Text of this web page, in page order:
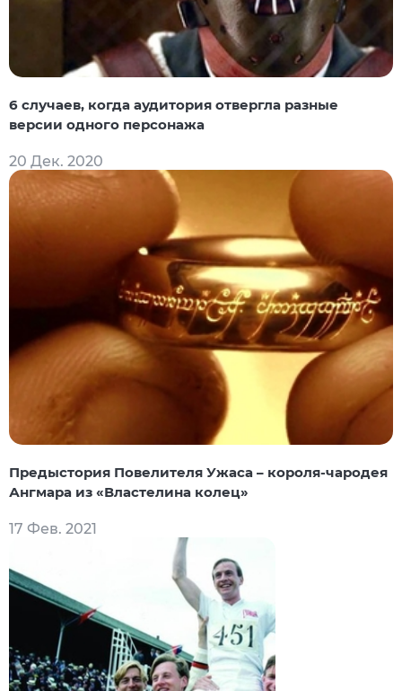
6 случаев, когда аудитория отвергла разные
версии одного персонажа
20 Дек. 2020
Предыстория Повелителя Ужаса – короля-чародея
Ангмара из «Властелина колец»
17 Фев. 2021